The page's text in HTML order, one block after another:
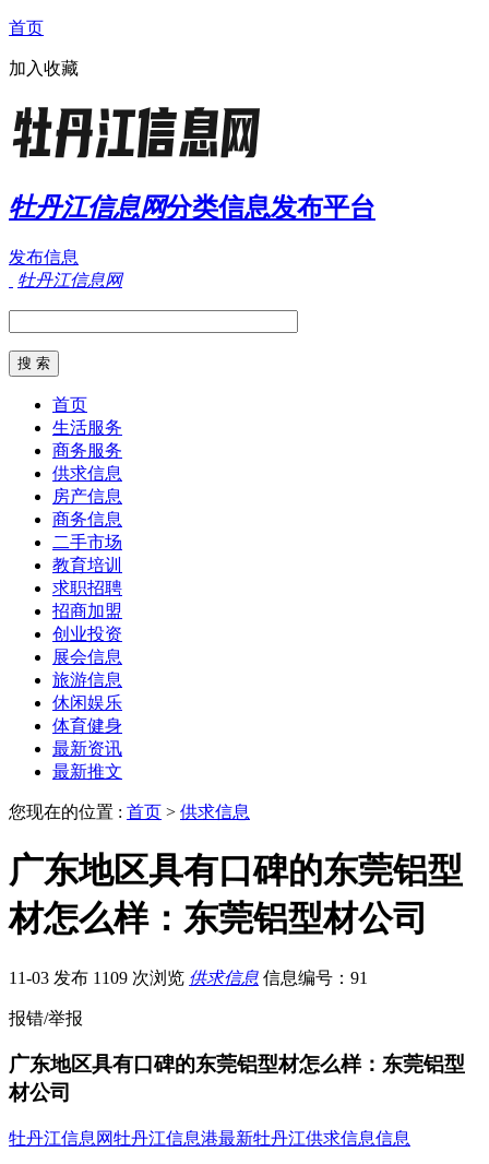
首页
加入收藏
牡丹江信息网分类信息发布平台
发布信息
牡丹江信息网
首页
生活服务
商务服务
供求信息
房产信息
商务信息
二手市场
教育培训
求职招聘
招商加盟
创业投资
展会信息
旅游信息
休闲娱乐
体育健身
最新资讯
最新推文
您现在的位置 : 首页 > 供求信息
广东地区具有口碑的东莞铝型
材怎么样：东莞铝型材公司
11-03 发布 1109 次浏览 供求信息 信息编号：91
报错/举报
广东地区具有口碑的东莞铝型材怎么样：东莞铝型
材公司
牡丹江信息网牡丹江信息港最新牡丹江供求信息信息